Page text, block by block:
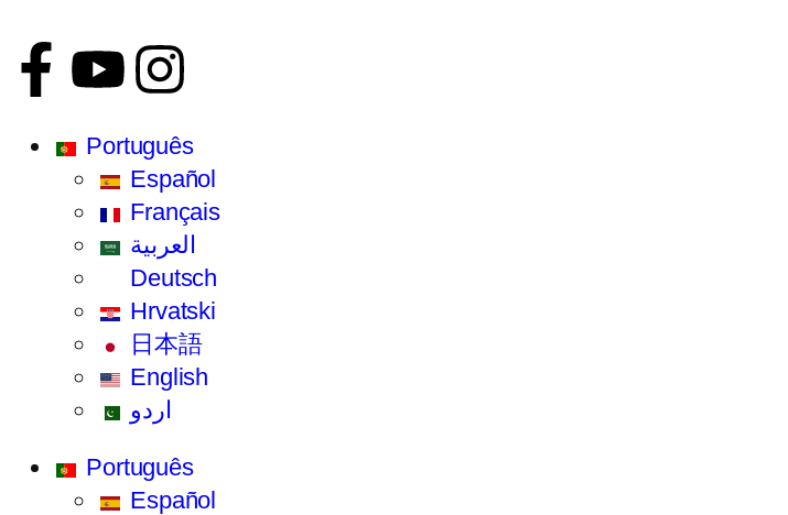
Português
Español
Français
العربية
Deutsch
Hrvatski
日本語
English
اردو
Português
Español